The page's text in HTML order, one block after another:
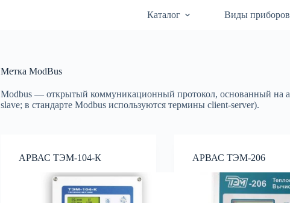
Каталог Виды приборов
Метка ModBus
Modbus — открытый коммуникационный протокол, основанный на
slave; в стандарте Modbus используются термины client-server).
АРВАС ТЭМ-104-К АРВАС ТЭМ-206